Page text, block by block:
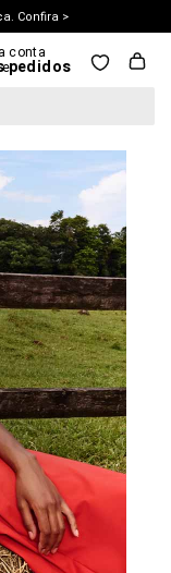
Confira >
aproveite.